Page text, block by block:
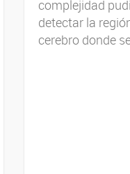
complejidad
detectar la
cerebro donde